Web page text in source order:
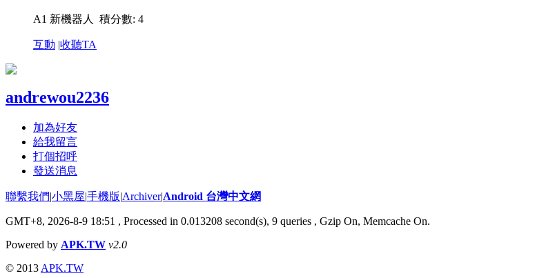
A1 新機器人 積分數: 4
互動 |收聽TA
andrewou2236
加為好友
給我留言
打個招呼
發送消息
聯繫我們|小黑屋|手機版|Archiver|Android 台灣中文網
GMT+8, 2026-8-9 18:51 , Processed in 0.013208 second(s), 9 queries , Gzip On, Memcache On.
Powered by APK.TW v2.0
© 2013 APK.TW